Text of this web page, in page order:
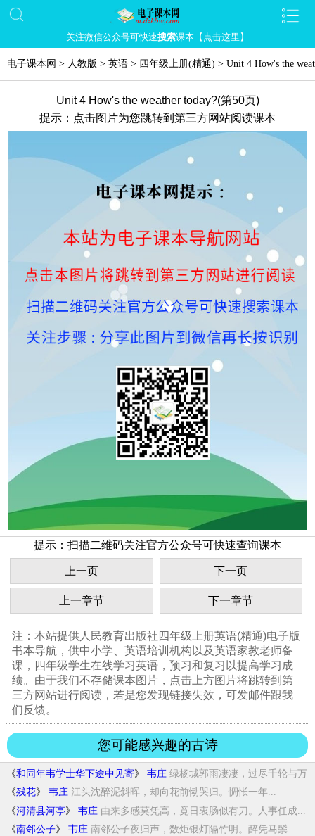
关注微信公众号可快速搜索课本【点击这里】
电子课本网 > 人教版 > 英语 > 四年级上册(精通) > Unit 4 How's the
Unit 4 How's the weather today?(第50页)
提示：点击图片为您跳转到第三方网站阅读课本
提示：扫描二维码关注官方公众号可快速查询课本
上一页 下一页
上一章节 下一章节
注：本站提供人民教育出版社四年级上册英语(精通)电子版
书本导航，供中小学、英语培训机构以及英语家教老师备
课，四年级学生在线学习英语，预习和复习以提高学习成
绩。由于我们不存储课本图片，点击上方图片将跳转到第
三方网站进行阅读，若是您发现链接失效，可发邮件跟我
们反馈。
您可能感兴趣的古诗
《和同年韦学士华下途中见寄》 韦庄 绿杨城郭雨凄凄，过尽千轮与万
蹄。送我独游...
《残花》 韦庄 江头沈醉泥斜晖，却向花前恸哭归。惆怅一年...
《河清县河亭》 韦庄 由来多感莫凭高，竟日衷肠似有刀。人事任成...
《南邻公子》 韦庄 南邻公子夜归声，数炬银灯隔竹明。醉凭马鬃...